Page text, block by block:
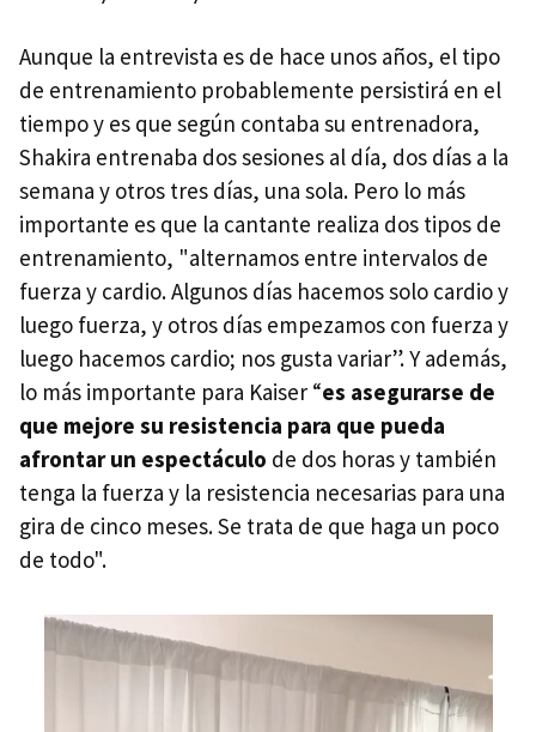
Aunque la entrevista es de hace unos años, el tipo
de entrenamiento probablemente persistirá en el
tiempo y es que según contaba su entrenadora,
Shakira entrenaba dos sesiones al día, dos días a la
semana y otros tres días, una sola. Pero lo más
importante es que la cantante realiza dos tipos de
entrenamiento, "alternamos entre intervalos de
fuerza y ​​cardio. Algunos días hacemos solo cardio y
luego fuerza, y otros días empezamos con fuerza y ​​
luego hacemos cardio; nos gusta variar”. Y además,
lo más importante para Kaiser “es asegurarse de
que mejore su resistencia para que pueda
afrontar un espectáculo de dos horas y también
tenga la fuerza y ​​la resistencia necesarias para una
gira de cinco meses. Se trata de que haga un poco
de todo".